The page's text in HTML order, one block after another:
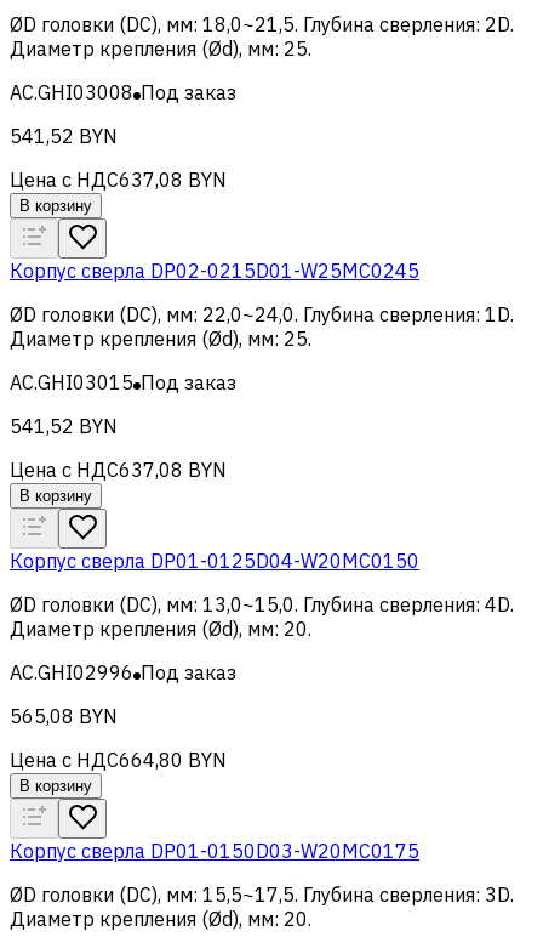
ØD головки (DC), мм: 18,0~21,5. Глубина сверления: 2D.
Диаметр крепления (Ød), мм: 25.
AC.GHI03008 Под заказ
541,52 BYN
Цена с НДС637,08 BYN
В корзину
Корпус сверла DP02-0215D01-W25MC0245
ØD головки (DC), мм: 22,0~24,0. Глубина сверления: 1D.
Диаметр крепления (Ød), мм: 25.
AC.GHI03015 Под заказ
541,52 BYN
Цена с НДС637,08 BYN
В корзину
Корпус сверла DP01-0125D04-W20MC0150
ØD головки (DC), мм: 13,0~15,0. Глубина сверления: 4D.
Диаметр крепления (Ød), мм: 20.
AC.GHI02996 Под заказ
565,08 BYN
Цена с НДС664,80 BYN
В корзину
Корпус сверла DP01-0150D03-W20MC0175
ØD головки (DC), мм: 15,5~17,5. Глубина сверления: 3D.
Диаметр крепления (Ød), мм: 20.